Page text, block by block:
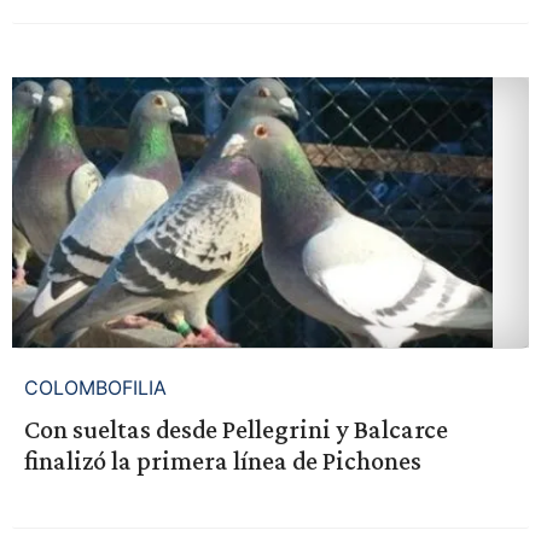
COLOMBOFILIA
Con sueltas desde Pellegrini y Balcarce
finalizó la primera línea de Pichones